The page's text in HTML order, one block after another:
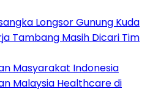
Longsor Gunung Kuda
Tambang Masih Dicari Tim
Masyarakat Indonesia
Malaysia Healthcare di